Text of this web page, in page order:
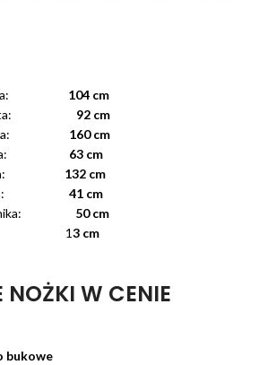
104 cm
92 cm
160 cm
63 cm
132 cm
41 cm
50 cm
13 cm
NOŻKI W CENIE
bukowe